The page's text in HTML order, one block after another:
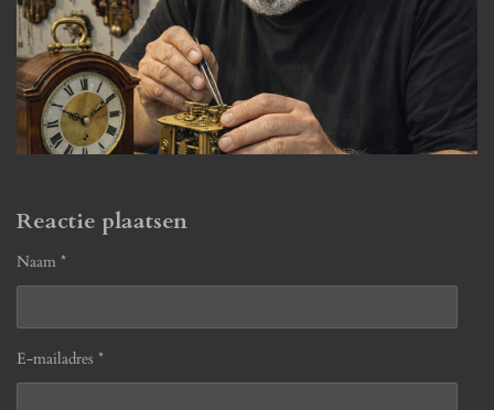
Reactie plaatsen
Naam *
E-mailadres *